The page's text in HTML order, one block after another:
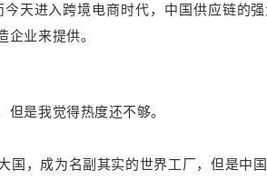
天进入跨境电商时代，中国供应链的
企业来提供。
但是我觉得热度还不够。
国，成为名副其实的世界工厂，但是中